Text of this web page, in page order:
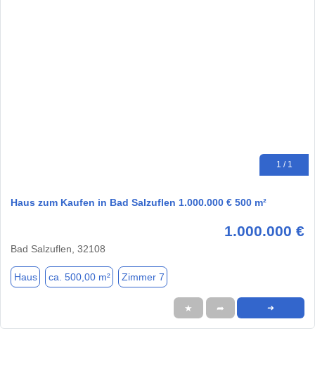
1 / 1
Haus zum Kaufen in Bad Salzuflen 1.000.000 € 500 m²
1.000.000 €
Bad Salzuflen, 32108
Haus ca. 500,00 m² Zimmer 7
★ ➦ ➜